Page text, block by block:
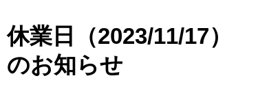
休業日（2023/11/17）
のお知らせ